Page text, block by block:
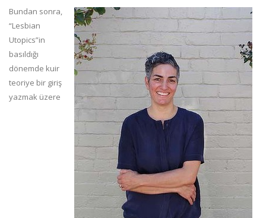
Bundan sonra,
“Lesbian
Utopics”in
basıldığı
dönemde kuir
teoriye bir giriş
yazmak üzere